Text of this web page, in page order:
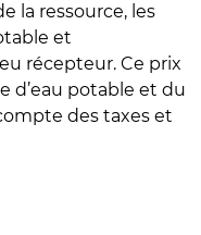
la ressource, les
et
récepteur. Ce prix
d’eau potable et du
des taxes et